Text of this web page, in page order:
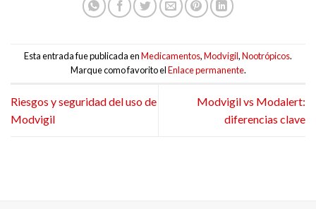
Esta entrada fue publicada enMedicamentos,Modvigil,Nootrópicos.
Marque como favorito elEnlace permanente.
Riesgos y seguridad del uso de
Modvigil
Modvigil vs Modalert:
diferencias clave